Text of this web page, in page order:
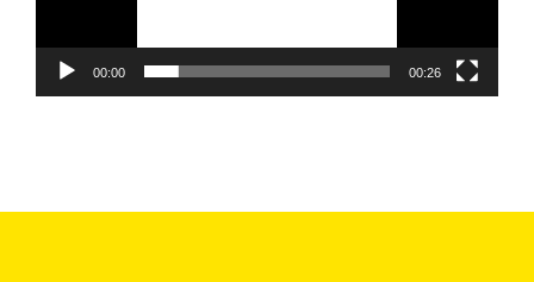
00:00 00:26